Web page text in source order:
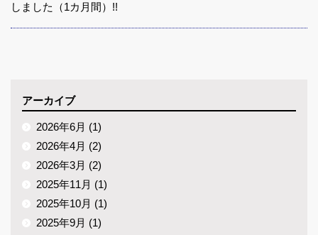
しました（1カ月間）!!
アーカイブ
2026年6月 (1)
2026年4月 (2)
2026年3月 (2)
2025年11月 (1)
2025年10月 (1)
2025年9月 (1)